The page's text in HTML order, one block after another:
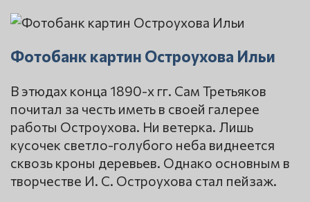
Фотобанк картин Остроухова Ильи
В этюдах конца 1890-х гг. Сам Третьяков
почитал за честь иметь в своей галерее
работы Остроухова. Ни ветерка. Лишь
кусочек светло-голубого неба виднеется
сквозь кроны деревьев. Однако основным в
творчестве И. С. Остроухова стал пейзаж.